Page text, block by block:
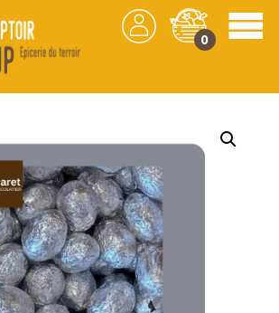
0
Chocolat/ Confiserie
/ Oeuf en
nature Chocolaterie Demaret